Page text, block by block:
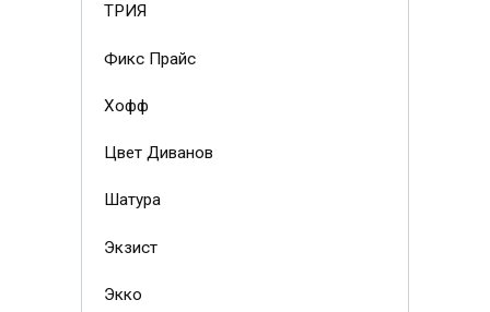
ТРИЯ
Фикс Прайс
Хофф
Цвет Диванов
Шатура
Экзист
Экко